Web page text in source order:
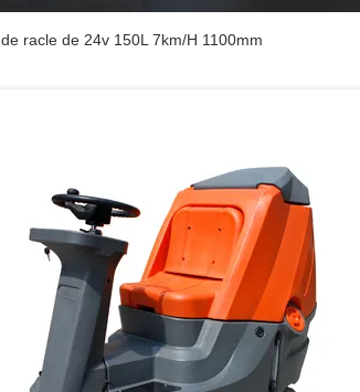
racle de 24v 150L 7km/H 1100mm